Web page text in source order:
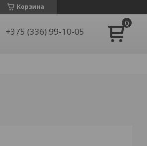
Корзина
+375 (336) 99-10-05